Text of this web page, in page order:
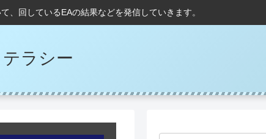
、回しているEAの結果などを発信していきます。
ラシー